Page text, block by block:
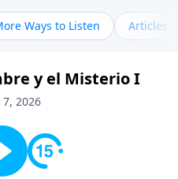
Ways to Listen Articles
y el Misterio I
2026